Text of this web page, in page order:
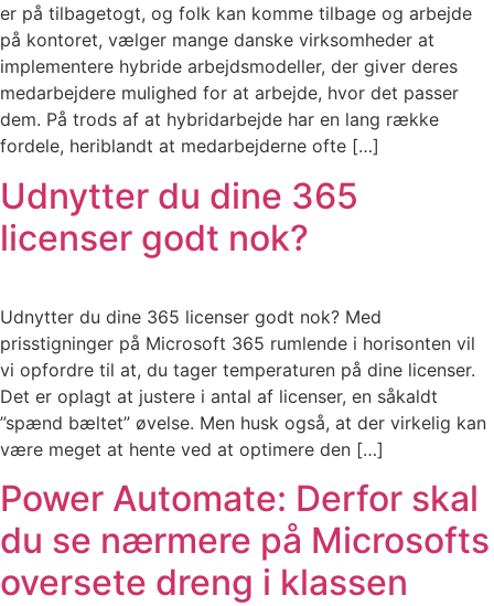
er på tilbagetogt, og folk kan komme tilbage og arbejde
på kontoret, vælger mange danske virksomheder at
implementere hybride arbejdsmodeller, der giver deres
medarbejdere mulighed for at arbejde, hvor det passer
dem. På trods af at hybridarbejde har en lang række
fordele, heriblandt at medarbejderne ofte […]
Udnytter du dine 365
licenser godt nok?
Udnytter du dine 365 licenser godt nok? Med
prisstigninger på Microsoft 365 rumlende i horisonten vil
vi opfordre til at, du tager temperaturen på dine licenser.
Det er oplagt at justere i antal af licenser, en såkaldt
”spænd bæltet” øvelse. Men husk også, at der virkelig kan
være meget at hente ved at optimere den […]
Power Automate: Derfor skal
du se nærmere på Microsofts
oversete dreng i klassen